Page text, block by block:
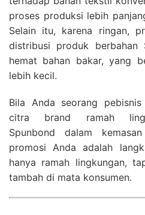
proses produksi lebih
Selain itu, karena ringan,
distribusi produk berbahan
hemat bahan bakar, yang
lebih kecil.
Bila Anda seorang
citra brand ramah
Spunbond dalam
promosi Anda adalah
hanya ramah lingkungan,
tambah di mata konsumen.